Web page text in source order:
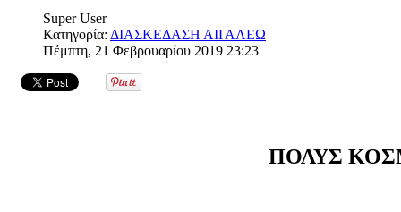
Super User
Κατηγορία: ΔΙΑΣΚΕΔΑΣΗ ΑΙΓΑΛΕΩ
Πέμπτη, 21 Φεβρουαρίου 2019 23:23
ΠΟΛΥΣ